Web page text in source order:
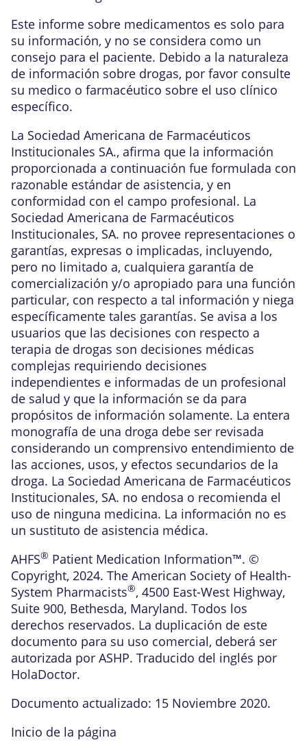
Este informe sobre medicamentos es solo para
su información, y no se considera como un
consejo para el paciente. Debido a la naturaleza
de información sobre drogas, por favor consulte
su medico o farmacéutico sobre el uso clínico
específico.
La Sociedad Americana de Farmacéuticos
Institucionales SA., afirma que la información
proporcionada a continuación fue formulada con
razonable estándar de asistencia, y en
conformidad con el campo profesional. La
Sociedad Americana de Farmacéuticos
Institucionales, SA. no provee representaciones o
garantías, expresas o implicadas, incluyendo,
pero no limitado a, cualquiera garantía de
comercialización y/o apropiado para una función
particular, con respecto a tal información y niega
específicamente tales garantías. Se avisa a los
usuarios que las decisiones con respecto a
terapia de drogas son decisiones médicas
complejas requiriendo decisiones
independientes e informadas de un profesional
de salud y que la información se da para
propósitos de información solamente. La entera
monografía de una droga debe ser revisada
considerando un comprensivo entendimiento de
las acciones, usos, y efectos secundarios de la
droga. La Sociedad Americana de Farmacéuticos
Institucionales, SA. no endosa o recomienda el
uso de ninguna medicina. La información no es
un sustituto de asistencia médica.
AHFS® Patient Medication Information™. ©
Copyright, 2024. The American Society of Health-
System Pharmacists®, 4500 East-West Highway,
Suite 900, Bethesda, Maryland. Todos los
derechos reservados. La duplicación de este
documento para su uso comercial, deberá ser
autorizada por ASHP. Traducido del inglés por
HolaDoctor.
Documento actualizado: 15 Noviembre 2020.
Inicio de la página